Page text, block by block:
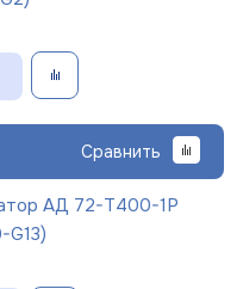
Сравнить
АД 72-Т400-1Р
G13)